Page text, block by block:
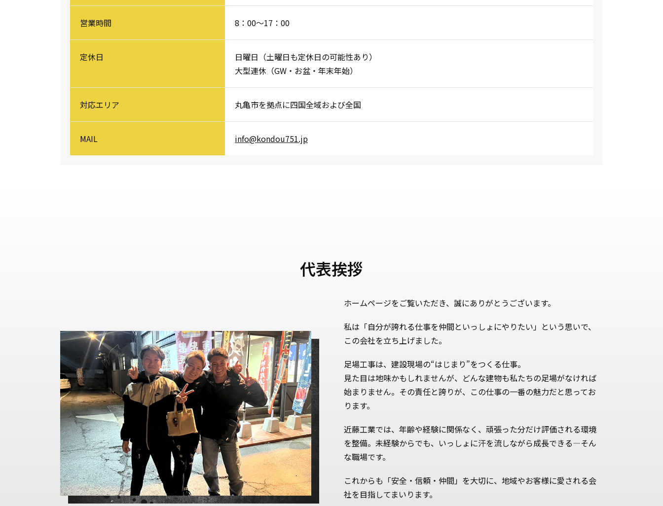
営業時間 8：00～17：00
定休日
日曜日（土曜日も定休日の可能性あり）
大型連休（GW・お盆・年末年始）
対応エリア 丸亀市を拠点に四国全域および全国
MAIL info@kondou751.jp
代表挨拶
ホームページをご覧いただき、誠にありがとうございます。
私は「自分が誇れる仕事を仲間といっしょにやりたい」という思いで、
この会社を立ち上げました。
足場工事は、建設現場の“はじまり”をつくる仕事。
見た目は地味かもしれませんが、どんな建物も私たちの足場がなければ
始まりません。その責任と誇りが、この仕事の一番の魅力だと思ってお
ります。
近藤工業では、年齢や経験に関係なく、頑張った分だけ評価される環境
を整備。未経験からでも、いっしょに汗を流しながら成長できる―そん
な職場です。
これからも「安全・信頼・仲間」を大切に、地域やお客様に愛される会
社を目指してまいります。